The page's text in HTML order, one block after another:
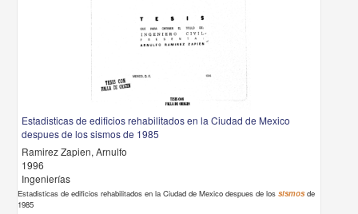
Estadisticas de edificios rehabilitados en la Ciudad de Mexico
despues de los sismos de 1985
Ramirez Zapien, Arnulfo
1996
Ingenierías
Estadisticas de edificios rehabilitados en la Ciudad de Mexico despues de lossismosde
1985